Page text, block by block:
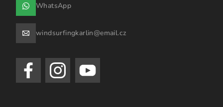
WhatsApp
windsurfingkarlin@email.cz